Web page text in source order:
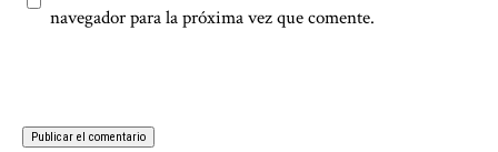
navegador para la próxima vez que comente.